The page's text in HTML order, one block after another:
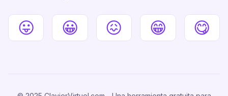
😛 😀 😖 😁 😋